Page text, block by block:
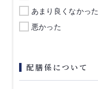
あまり良くなかった
悪かった
配膳係について